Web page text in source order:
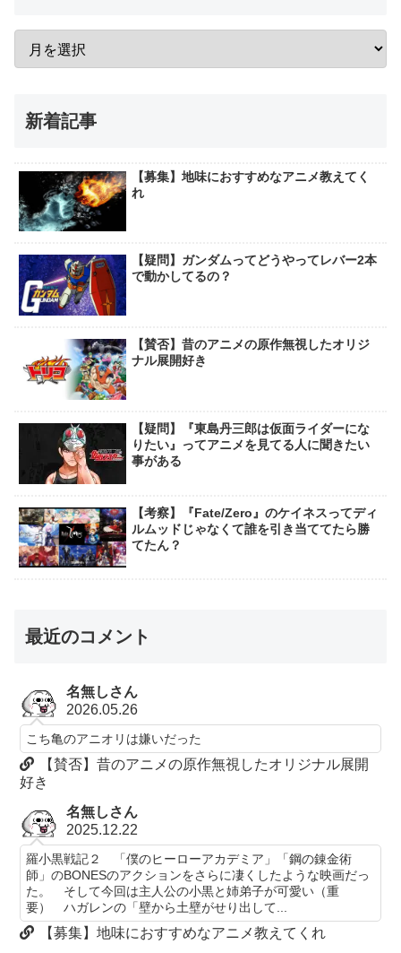
新着記事
【募集】地味におすすめなアニメ教えてく
れ
【疑問】ガンダムってどうやってレバー2本
で動かしてるの？
【賛否】昔のアニメの原作無視したオリジ
ナル展開好き
【疑問】『東島丹三郎は仮面ライダーにな
りたい』ってアニメを見てる人に聞きたい
事がある
【考察】『Fate/Zero』のケイネスってディ
ルムッドじゃなくて誰を引き当ててたら勝
てたん？
最近のコメント
名無しさん
2026.05.26
こち亀のアニオリは嫌いだった
【賛否】昔のアニメの原作無視したオリジナル展開
好き
名無しさん
2025.12.22
羅小黒戦記２ 「僕のヒーローアカデミア」「鋼の錬金術
師」のBONESのアクションをさらに凄くしたような映画だっ
た。 そして今回は主人公の小黒と姉弟子が可愛い（重
要） ハガレンの「壁から土壁がせり出して...
【募集】地味におすすめなアニメ教えてくれ